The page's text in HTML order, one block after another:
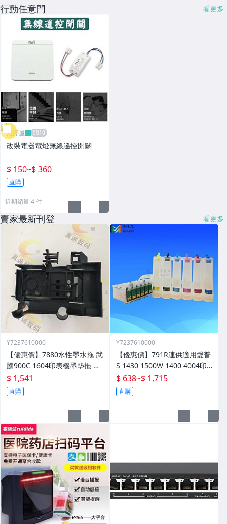
行動任意門 看更多
雁渟屋
改裝電器電燈無線遙控開關
$ 150~$ 360
直購
近期銷量 4 件
賣家最新刊登 看更多
Y7237610000
【優惠價】7880水性墨水拖 武
騰900C 1604印表機墨墊拖 設
備配件 墨水託零件
$ 1,541
直購
Y7237610000
【優惠價】791R連供適用愛普
S 1430 1500W 1400 4004印
表機墨水盒晶片連供
$ 638~$ 1,715
直購